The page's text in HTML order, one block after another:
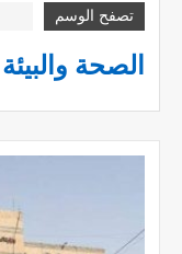
تصفح الوسم
الصحة والبيئة